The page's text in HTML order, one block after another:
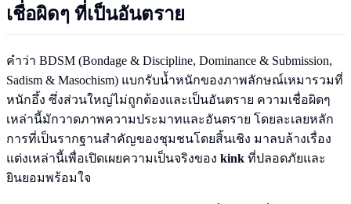
เชื่อผิดๆ ที่เป็นอันตราย
คำว่า BDSM (Bondage & Discipline, Dominance & Submission,
Sadism & Masochism) แบกรับน้ำหนักของภาพลักษณ์เหมารวมที่
หนักอึ้ง ซึ่งส่วนใหญ่ไม่ถูกต้องและเป็นอันตราย ความเชื่อผิดๆ
เหล่านี้มักวาดภาพความประมาทและอันตราย โดยละเลยหลัก
การที่เป็นรากฐานสำคัญของชุมชนโดยสิ้นเชิง มาลบล้างเรื่อง
แต่งเหล่านี้เพื่อเปิดเผยความเป็นจริงของ kink ที่ปลอดภัยและ
ยินยอมพร้อมใจ